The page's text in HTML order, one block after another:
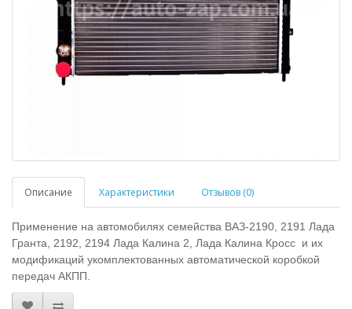
Описание Характеристики Отзывов (0)
Применение на автомобилях семейства ВАЗ-2190, 2191 Лада
Гранта, 2192, 2194 Лада Калина 2, Лада Калина Кросс и их
модификаций укомплектованных автоматической коробкой
передач АКПП.